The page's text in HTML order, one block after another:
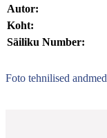
Autor:
Koht:
Säiliku Number:
Foto tehnilised andmed